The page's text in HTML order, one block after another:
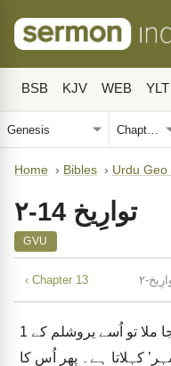
BSB KJV WEB YLT
Home › Bibles › Urdu Geo
۲-توارِیخ 14
GVU
‹ Chapter 13
1
کہلاتا ہے۔ پھر اُس کا